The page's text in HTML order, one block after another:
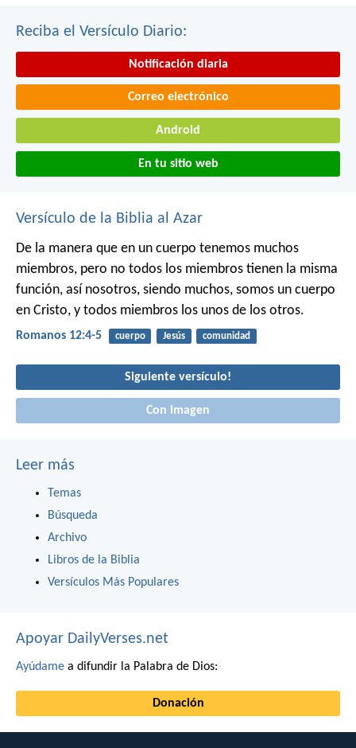
Reciba el Versículo Diario:
Notificación diaria
Correo electrónico
Android
En tu sitio web
Versículo de la Biblia al Azar
De la manera que en un cuerpo tenemos muchos
miembros, pero no todos los miembros tienen la misma
función, así nosotros, siendo muchos, somos un cuerpo
en Cristo, y todos miembros los unos de los otros.
Romanos 12:4-5 cuerpo Jesús comunidad
Siguiente versículo!
Con imagen
Leer más
Temas
Búsqueda
Archivo
Libros de la Biblia
Versículos Más Populares
Apoyar DailyVerses.net
Ayúdame a difundir la Palabra de Dios:
Donación